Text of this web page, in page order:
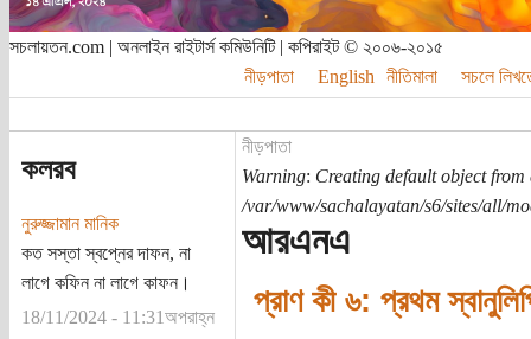
সচলায়তন.com | অনলাইন রাইটার্স কমিউনিটি | কপিরাইট © ২০০৬-২০১৫
নীড়পাতা
English নীতিমালা সচলে
কলরব
নুরুজ্জামান মানিক
কত সস্তা স্বপ্নের দাফন, না
লাগে কফিন না লাগে কাফন।
18/11/2024 - 11:31অপরাহ্ন
নীড়পাতা
Warning: Creating default object from
/var/www/sachalayatan/s6/sites/all/
আরএনএ
প্রাণ কী ৬: প্রথম